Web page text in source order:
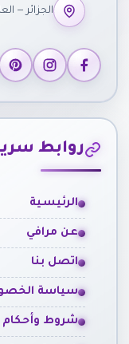
الجزائر —
روابط
الرئيسية
عن مرافي
اتصل بنا
سياسة
شروط وأحكام